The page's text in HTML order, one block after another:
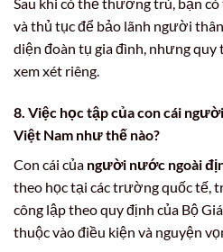
Sau khi có thẻ thường trú, bạn
và thủ tục để bảo lãnh người
diện đoàn tụ gia đình, nhưng
xem xét riêng.
8. Việc học tập của con cái
Việt Nam như thế nào?
Con cái của người nước ngoài
theo học tại các trường quốc
công lập theo quy định của Bộ
thuộc vào điều kiện và nguyện